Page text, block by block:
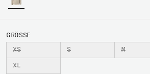
GRÖSSE
XS S M
XL